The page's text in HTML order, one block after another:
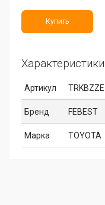
Купить
Характеристики
Артикул
Бренд FEBEST
Марка TOYOTA